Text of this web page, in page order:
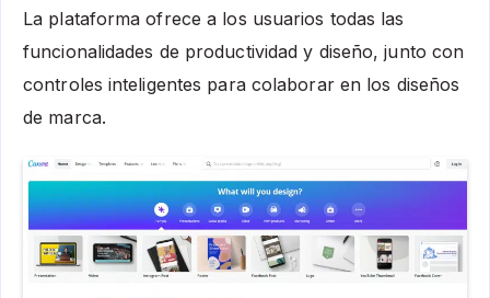
La plataforma ofrece a los usuarios todas las
funcionalidades de productividad y diseño, junto con
controles inteligentes para colaborar en los diseños
de marca.